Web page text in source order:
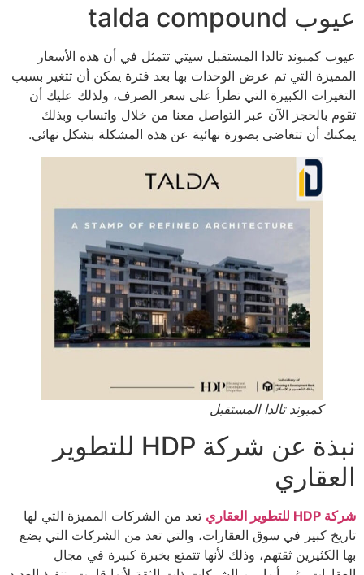
عيوب talda compound
عيوب كمبوند تالدا المستقبل سيتي تتمثل في أن هذه الأسعار
المميزة التي تم عرض الوحدات بها بعد فترة يمكن أن تتغير بسبب
التغيرات الكبيرة التي تطرأ على سعر الصرف، ولذلك عليك أن
تقوم بالحجز الآن عبر التواصل معنا من خلال واتساب وبذلك
يمكنك أن تتغاضى بصورة نهائية عن هذه المشكلة بشكل نهائي.
كمبوند تالدا المستقبل
نبذة عن شركة HDP للتطوير
العقاري
شركة HDP للتطوير العقاري
تعد من الشركات المميزة التي لها
تاريخ كبير في سوق العقارات، والتي تعد من الشركات التي يضع
بها الكثيرين ثقتهم، وذلك لأنها تتمتع بخبرة كبيرة في مجال